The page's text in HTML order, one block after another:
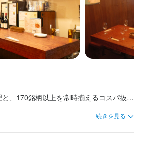
、170銘柄以上を常時揃えるコスパ抜群
店を目指し、シェフとソムリエが日々リ
ン選びに情熱を注いでいます。
続きを見る
・休憩あり）
自分の時間が作れます。
休憩あり）
シフト制・休憩あり）
のシフト制・休憩あり）
自分の時間が作れます。